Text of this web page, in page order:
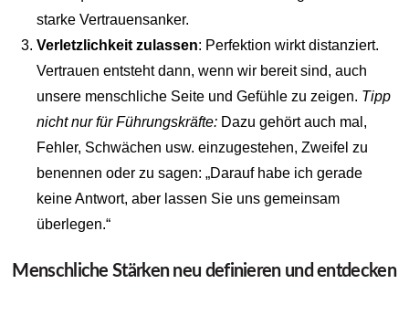
starke Vertrauensanker.
Verletzlichkeit zulassen: Perfektion wirkt distanziert.
Vertrauen entsteht dann, wenn wir bereit sind, auch
unsere menschliche Seite und Gefühle zu zeigen. Tipp
nicht nur für Führungskräfte:Dazu gehört auch mal,
Fehler, Schwächen usw. einzugestehen, Zweifel zu
benennen oder zu sagen: „Darauf habe ich gerade
keine Antwort, aber lassen Sie uns gemeinsam
überlegen.“
Menschliche Stärken neu definieren und entdecken